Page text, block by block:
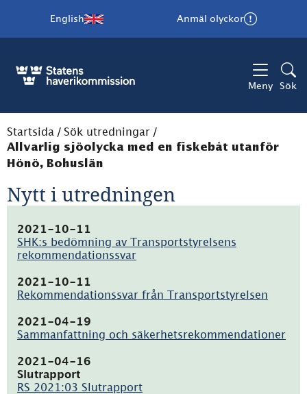
English Anmäl olyckor
Meny Sök
Startsida / Sök utredningar /
Allvarlig sjöolycka med en fiskebåt utanför
Hönö, Bohuslän
Nytt i utredningen
2021-10-11
SHK:s bedömning av Transportstyrelsens
rekommendationssvar
69kB)
2021-10-11
Rekommendationssvar från Transportstyrelsen
227kB)
2021-04-19
Sammanfattning och säkerhetsrekommendationer
147.8kB)
2021-04-16
Slutrapport
RS 2021:03 Slutrapport